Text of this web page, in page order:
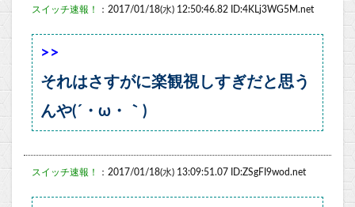
スイッチ速報！ ：2017/01/18(水) 12:50:46.82 ID:4KLj3WG5M.net
>>
それはさすがに楽観視しすぎだと思う
んや(´・ω・｀)
スイッチ速報！ ：2017/01/18(水) 13:09:51.07 ID:ZSgFI9wod.net